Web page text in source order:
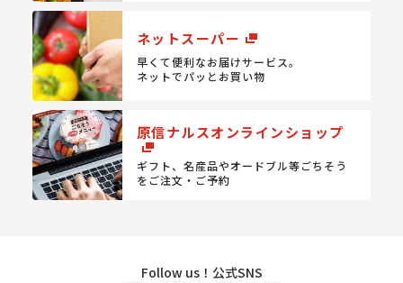
ネットスーパー
早くて便利なお届けサービス。
ネットでパッとお買い物
原信ナルスオンラインショップ
ギフト、名産品やオードブル等ごちそう
をご注文・ご予約
Follow us！公式SNS